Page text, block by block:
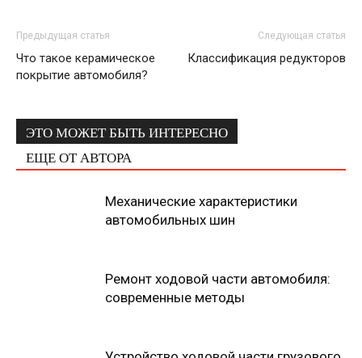
Предыдущая статья
Что такое керамическое
покрытие автомобиля?
Следующая статья
Классификация редукторов
ЭТО МОЖЕТ БЫТЬ ИНТЕРЕСНО
ЕЩЕ ОТ АВТОРА
Механические характеристики
автомобильных шин
Ремонт ходовой части автомобиля:
современные методы